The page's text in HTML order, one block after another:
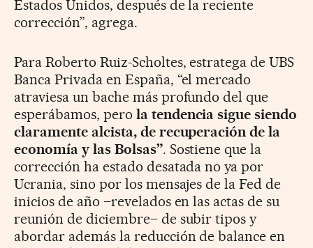
Estados Unidos, después de la reciente
corrección”, agrega.
Para Roberto Ruiz-Scholtes, estratega de UBS
Banca Privada en España, “el mercado
atraviesa un bache más profundo del que
esperábamos, pero la tendencia sigue siendo
claramente alcista, de recuperación de la
economía y las Bolsas”. Sostiene que la
corrección ha estado desatada no ya por
Ucrania, sino por los mensajes de la Fed de
inicios de año –revelados en las actas de su
reunión de diciembre– de subir tipos y
abordar además la reducción de balance en